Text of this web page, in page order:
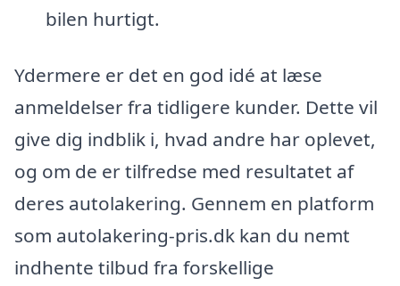
bilen hurtigt.
Ydermere er det en god idé at læse
anmeldelser fra tidligere kunder. Dette vil
give dig indblik i, hvad andre har oplevet,
og om de er tilfredse med resultatet af
deres autolakering. Gennem en platform
som autolakering-pris.dk kan du nemt
indhente tilbud fra forskellige